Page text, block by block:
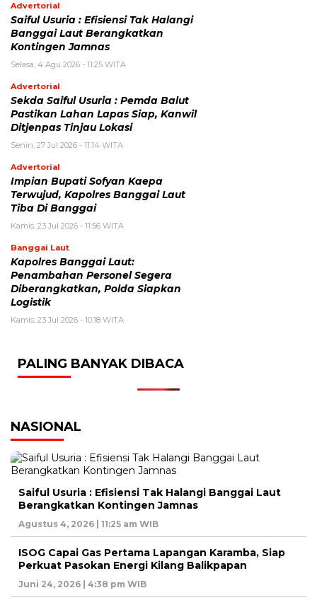
Advertorial
Saiful Usuria : Efisiensi Tak Halangi
Banggai Laut Berangkatkan
Kontingen Jamnas
Selasa, 4 Agu 2026 - 11:25 WITA
Advertorial
Sekda Saiful Usuria : Pemda Balut
Pastikan Lahan Lapas Siap, Kanwil
Ditjenpas Tinjau Lokasi
Senin, 27 Jul 2026 - 11:14 WITA
Advertorial
Impian Bupati Sofyan Kaepa
Terwujud, Kapolres Banggai Laut
Tiba Di Banggai
Kamis, 23 Jul 2026 - 11:56 WITA
Banggai Laut
Kapolres Banggai Laut:
Penambahan Personel Segera
Diberangkatkan, Polda Siapkan
Logistik
Kamis, 23 Jul 2026 - 10:18 WITA
PALING BANYAK DIBACA
NASIONAL
Saiful Usuria : Efisiensi Tak Halangi Banggai Laut
Berangkatkan Kontingen Jamnas
Agustus 4, 2026 | 11:25 am WIB
ISOG Capai Gas Pertama Lapangan Karamba, Siap
Perkuat Pasokan Energi Kilang Balikpapan
Juni 24, 2026 | 4:38 pm WIB